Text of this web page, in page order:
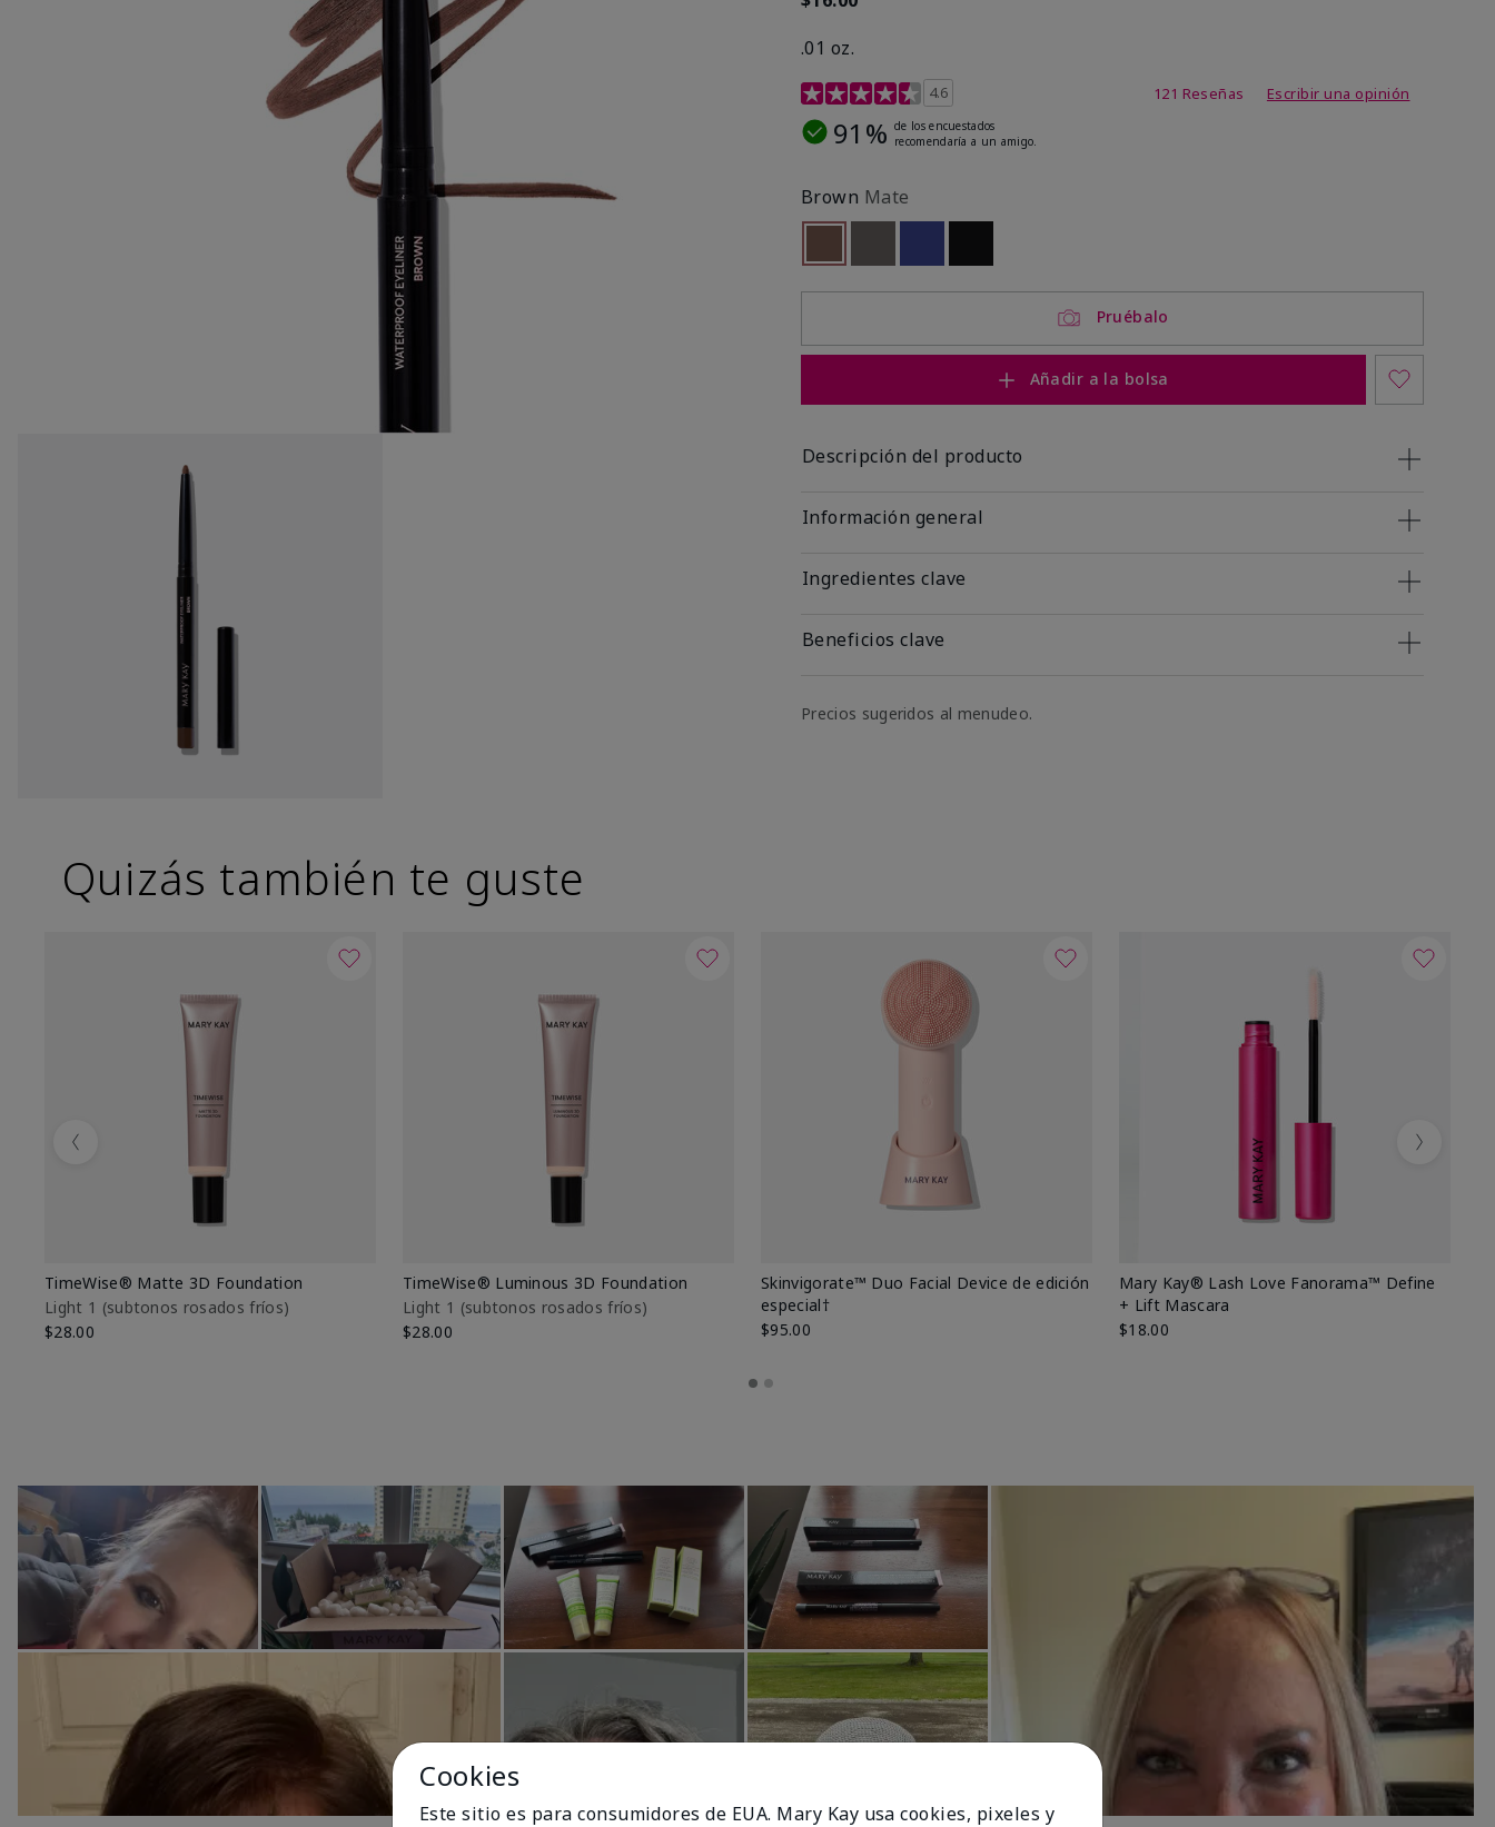
.01 oz.
Calificación de clientes de 4,1 de 5
4.6 121 Reseñas Escribir una opinión
91% de los encuestados
recomendaría a un amigo.
Brown Mate
Pruébalo
Añadir a la bolsa
Descripción del producto
Información general
Ingredientes clave
Beneficios clave
Precios sugeridos al menudeo.
Quizás también te guste
TimeWise® Matte 3D Foundation
Light 1​ (subtonos rosados fríos)
$28.00
TimeWise® Luminous 3D Foundation
Light 1​ (subtonos rosados fríos)
$28.00
Skinvigorate™ Duo Facial Device de edición
especial†
$95.00
Mary Kay® Lash Love Fanorama™ Define
+ Lift Mascara
$18.00
Previous Next
Cookies
Este sitio es para consumidores de EUA. Mary Kay usa cookies, pixeles y